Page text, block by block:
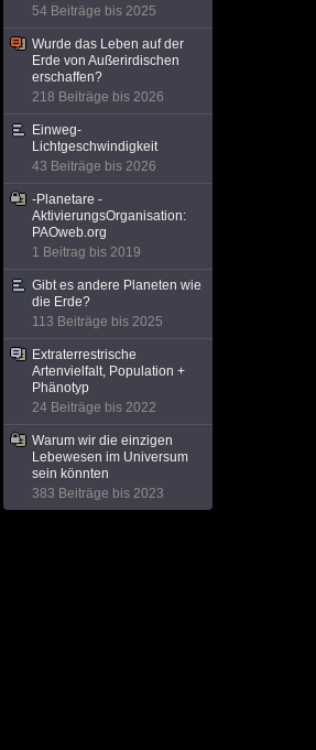
54 Beiträge bis 2025
Wurde das Leben auf der
Erde von Außerirdischen
erschaffen?
218 Beiträge bis 2026
Einweg-
Lichtgeschwindigkeit
43 Beiträge bis 2026
-Planetare -
AktivierungsOrganisation:
PAOweb.org
1 Beitrag bis 2019
Gibt es andere Planeten wie
die Erde?
113 Beiträge bis 2025
Extraterrestrische
Artenvielfalt, Population +
Phänotyp
24 Beiträge bis 2022
Warum wir die einzigen
Lebewesen im Universum
sein könnten
383 Beiträge bis 2023